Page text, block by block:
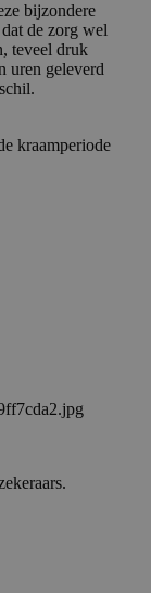
bijzondere
de zorg wel
teveel druk
uren geleverd
kraamperiode